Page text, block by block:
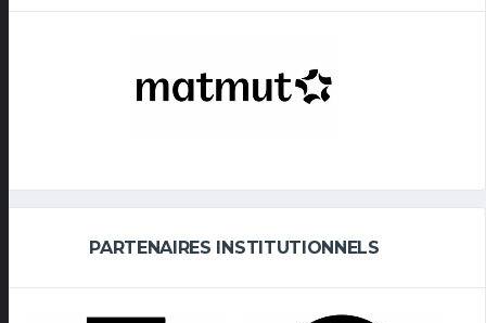
PARTENAIRES INSTITUTIONNELS